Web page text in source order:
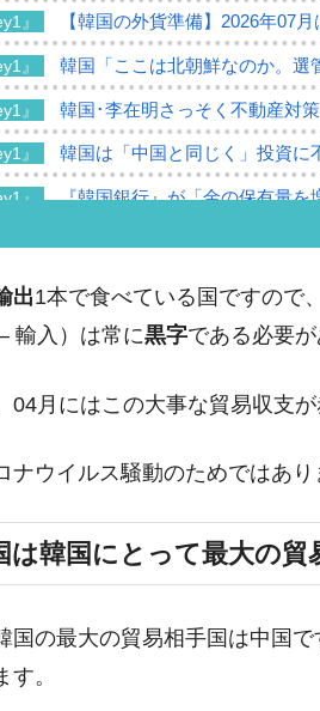
』 【韓国の外貨準備】2026年07
』 韓国「ここは北朝鮮なのか。選
』 韓国･李在明さっそく不動産対策
』 韓国は「中国と同じく」投資に
』 『韓国銀行』が「金の保有量
』 韓国･帰ってきた李在明。李在
』
韓国大統領府ボンクラ政策室
』 韓国･警察職員が「丸刈りにな
』 韓国製造業「半導体絶好調」
』
出1本で食べている国ですので
– 輸入）は常に黒字である必要が
04月にはこの大事な貿易収支が
ナウイルス騒動のためではあ
は韓国にとって最大の
国の最大の貿易相手国は中国
す。